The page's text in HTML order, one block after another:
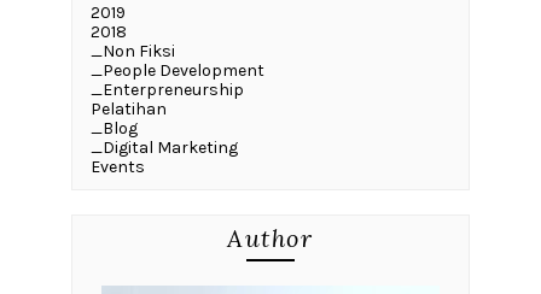
2019
2018
_Non Fiksi
_People Development
_Enterpreneurship
Pelatihan
_Blog
_Digital Marketing
Events
Author